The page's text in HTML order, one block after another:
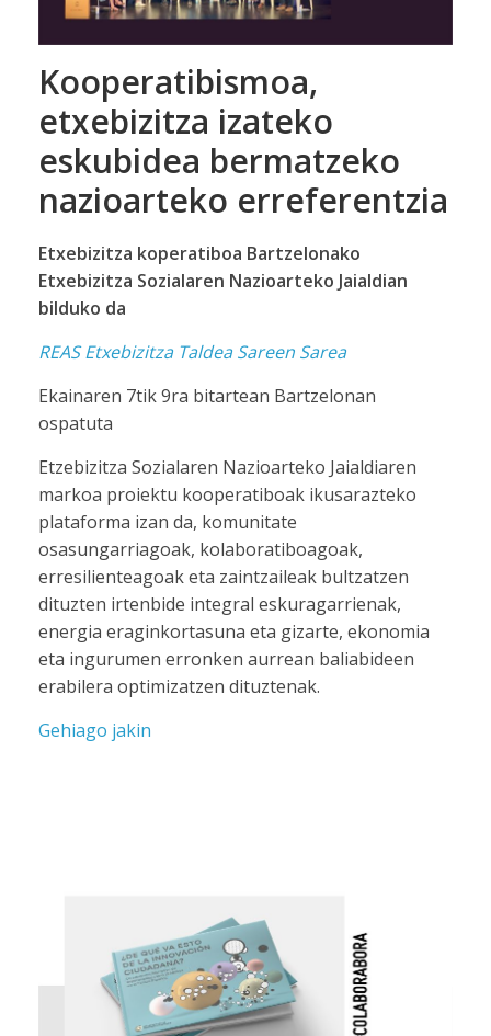
Kooperatibismoa,
etxebizitza izateko
eskubidea bermatzeko
nazioarteko erreferentzia
Etxebizitza koperatiboa Bartzelonako
Etxebizitza Sozialaren Nazioarteko Jaialdian
bilduko da
REAS Etxebizitza Taldea Sareen Sarea
Ekainaren 7tik 9ra bitartean Bartzelonan
ospatuta
Etzebizitza Sozialaren Nazioarteko Jaialdiaren
markoa proiektu kooperatiboak ikusarazteko
plataforma izan da, komunitate
osasungarriagoak, kolaboratiboagoak,
erresilienteagoak eta zaintzaileak bultzatzen
dituzten irtenbide integral eskuragarrienak,
energia eraginkortasuna eta gizarte, ekonomia
eta ingurumen erronken aurrean baliabideen
erabilera optimizatzen dituztenak.
Gehiago jakin